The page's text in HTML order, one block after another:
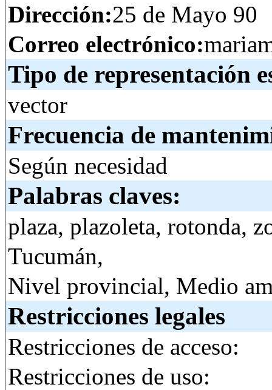
Dirección:25 de Mayo 90
Correo electrónico:
Tipo de representación
vector
Frecuencia de
Según necesidad
Palabras claves:
plaza, plazoleta, rotonda,
Tucumán,
Nivel provincial, Medio
Restricciones legales
Restricciones de acceso:
Restricciones de uso: